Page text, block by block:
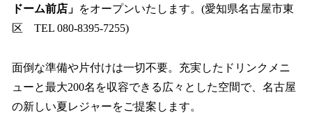
ドーム前店」 をオープンいたします。(愛知県名古屋市東
区 TEL 080-8395-7255)
面倒な準備や片付けは一切不要。充実したドリンクメニ
ューと最大200名を収容できる広々とした空間で、名古屋
の新しい夏レジャーをご提案します。